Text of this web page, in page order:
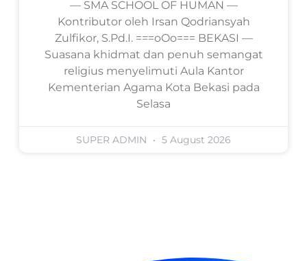
— SMA SCHOOL OF HUMAN —
Kontributor oleh Irsan Qodriansyah
Zulfikor, S.Pd.I. ===oOo=== BEKASI —
Suasana khidmat dan penuh semangat
religius menyelimuti Aula Kantor
Kementerian Agama Kota Bekasi pada
Selasa
SUPER ADMIN 5 August 2026